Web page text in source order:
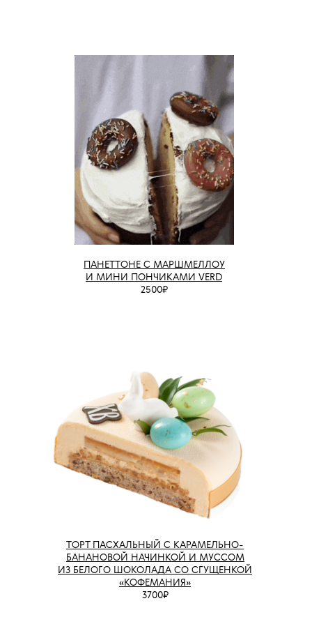
ПАНЕТТОНЕ С МАРШМЕЛЛОУ
И МИНИ ПОНЧИКАМИ VERD
2500₽
ТОРТ ПАСХАЛЬНЫЙ С КАРАМЕЛЬНО-
БАНАНОВОЙ НАЧИНКОЙ И МУССОМ
ИЗ БЕЛОГО ШОКОЛАДА СО СГУЩЕНКОЙ
«КОФЕМАНИЯ»
3700₽